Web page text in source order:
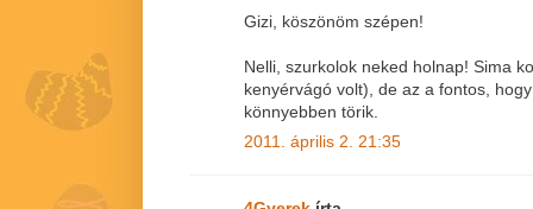
Gizi, köszönöm szépen!
Nelli, szurkolok neked holnap! Sima
kenyérvágó volt), de az a fontos,
könnyebben törik.
2011. április 2. 21:35